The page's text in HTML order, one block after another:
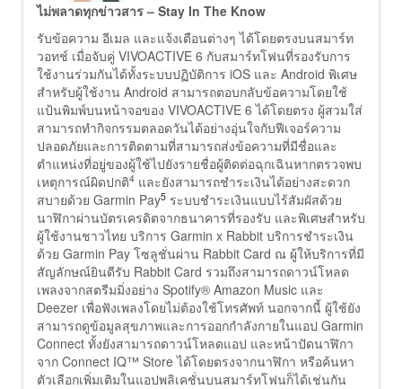
ไม่พลาดทุกข่าวสาร – Stay In The Know
รับข้อความ อีเมล และแจ้งเตือนต่างๆ ได้โดยตรงบนสมาร์ท
วอทช์ เมื่อจับคู่ VIVOACTIVE 6 กับสมาร์ทโฟนที่รองรับการ
ใช้งานร่วมกันได้ทั้งระบบปฏิบัติการ iOS และ Android พิเศษ
สำหรับผู้ใช้งาน Android สามารถตอบกลับข้อความโดยใช้
แป้นพิมพ์บนหน้าจอของ VIVOACTIVE 6 ได้โดยตรง ผู้สวมใส่
สามารถทำกิจกรรมตลอดวันได้อย่างอุ่นใจกับฟีเจอร์ความ
ปลอดภัยและการติดตามที่สามารถส่งข้อความที่มีชื่อและ
ตำแหน่งที่อยู่ของผู้ใช้ไปยังรายชื่อผู้ติดต่อฉุกเฉินหากตรวจพบ
เหตุการณ์ผิดปกติ4 และยังสามารถชำระเงินได้อย่างสะดวก
สบายด้วย Garmin Pay5 ระบบชำระเงินแบบไร้สัมผัสด้วย
นาฬิกาผ่านบัตรเครดิตจากธนาคารที่รองรับ และพิเศษสำหรับ
ผู้ใช้งานชาวไทย บริการ Garmin x Rabbit บริการชำระเงิน
ด้วย Garmin Pay โซลูชั่นผ่าน Rabbit Card ณ ผู้ให้บริการที่มี
สัญลักษณ์ยินดีรับ Rabbit Card รวมถึงสามารถดาวน์โหลด
เพลงจากสตรีมมิ่งอย่าง Spotify® Amazon Music และ
Deezer เพื่อฟังเพลงโดยไม่ต้องใช้โทรศัพท์ นอกจากนี้ ผู้ใช้ยัง
สามารถดูข้อมูลสุขภาพและการออกกำลังกายในแอป Garmin
Connect ทั้งยังสามารถดาวน์โหลดแอป และหน้าปัดนาฬิกา
จาก Connect IQ™ Store ได้โดยตรงจากนาฬิกา หรือค้นหา
ตัวเลือกเพิ่มเติมในแอปพลิเคชั่นบนสมาร์ทโฟนก็ได้เช่นกัน